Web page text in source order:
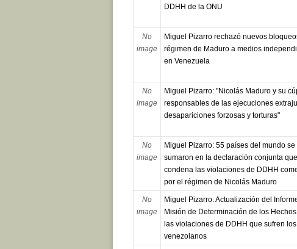
DDHH de la ONU
No
image
Miguel Pizarro rechazó nuevos
régimen de Maduro a medios
en Venezuela
No
image
Miguel Pizarro: "Nicolás Maduro y su
responsables de las ejecuciones
desapariciones forzosas y torturas"
No
image
Miguel Pizarro: 55 países del mundo se
sumaron en la declaración conjunta que
condena las violaciones de DDHH
por el régimen de Nicolás Maduro
No
image
Miguel Pizarro: Actualización del
Misión de Determinación de los
las violaciones de DDHH que sufren los
venezolanos